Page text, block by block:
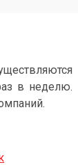
в неделю.